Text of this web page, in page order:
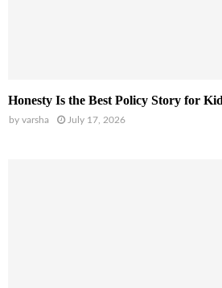
Honesty Is the Best Policy Story for
by varsha July 17, 2026